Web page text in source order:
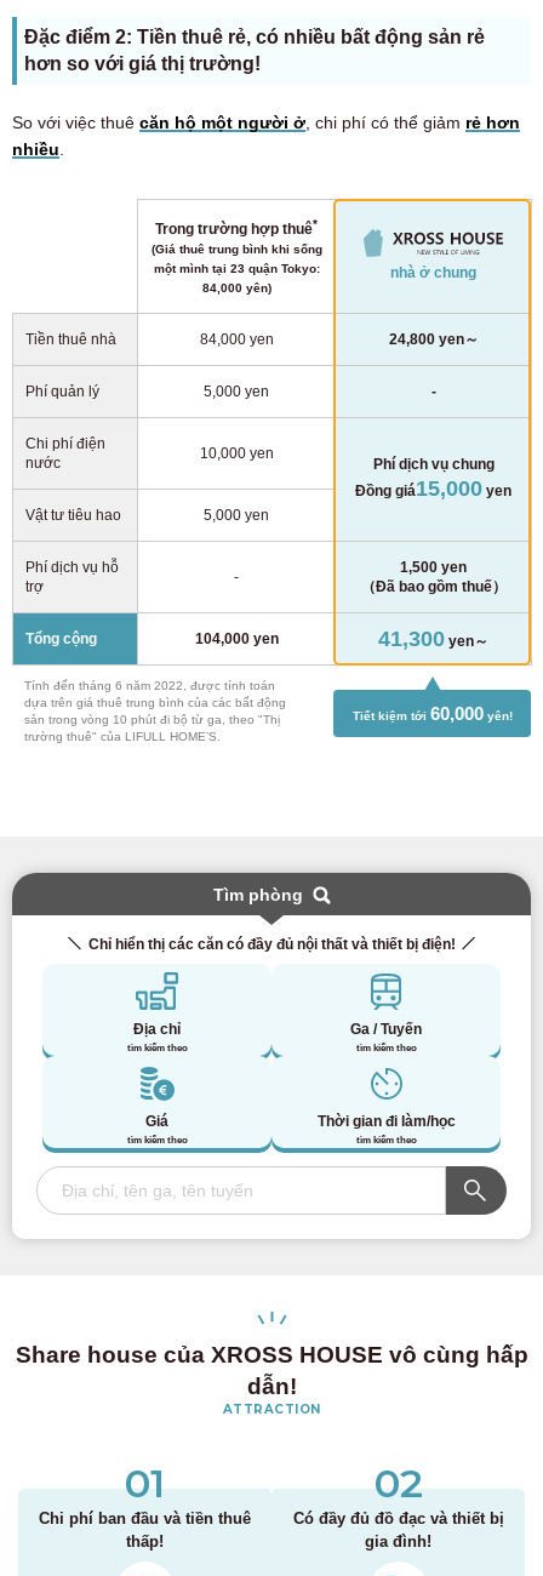
Đặc điểm 2: Tiền thuê rẻ, có nhiều bất động sản rẻ
hơn so với giá thị trường!
So với việc thuê căn hộ một người ở , chi phí có thể giảm rẻ hơn
nhiều
Trong trường hợp thuê*
(Giá thuê trung bình khi sống
một mình tại 23 quận Tokyo:
84,000 yên)
nhà ở chung
Tiền thuê nhà 84,000 yen 24,800 yen～
Phí quản lý 5,000 yen -
Chi phí điện
nước
10,000 yen
Phí dịch vụ chung
Đồng giá15,000 yen
Vật tư tiêu hao
5,000 yen
Phí dịch vụ hỗ
trợ
-
1,500 yen
（Đã bao gồm thuế）
Tổng cộng 104,000 yen 41,300 yen～
Tính đến tháng 6 năm 2022, được tính toán
dựa trên giá thuê trung bình của các bất động
sản trong vòng 10 phút đi bộ từ ga, theo "Thị
trường thuê" của LIFULL HOME’S.
Tiết kiệm tới 60,000yên!
Tìm phòng
Chỉ hiển thị các căn có đầy đủ nội thất và thiết bị điện!
Địa chỉ
tìm kiếm theo
Ga / Tuyến
tìm kiếm theo
Giá
tìm kiếm theo
Thời gian đi làm/học
tìm kiếm theo
Share house của XROSS HOUSE vô cùng hấp
dẫn!
ATTRACTION
01
Chi phí ban đầu và tiền thuê
thấp!
02
Có đầy đủ đồ đạc và thiết bị
gia đình!